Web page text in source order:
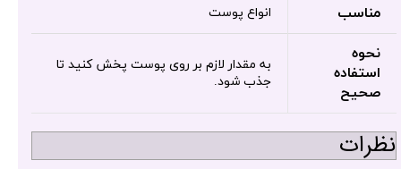
مناسب انواع پوست
نحوه
استفاده
صحیح
به مقدار لازم بر روی پوست پخش کنید تا
جذب شود.
نظرات